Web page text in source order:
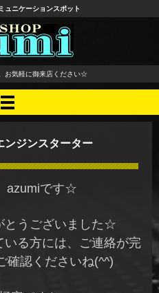
市 タイヤ ホ
ニング カーオ
カロシート
ュニケーションスポット
お気軽に御来店ください☆
ンジンスターター
azumiです☆
とうございました☆
る方には、ご連絡が完
確認くださいね(^^)